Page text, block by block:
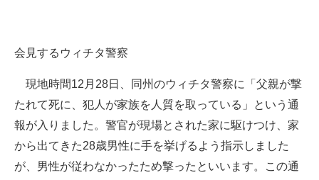
ビジネスと働き方のヒント
AI活用のいまが分かる
企業ITのトレンドを詳説
経営リーダーのコミュニティ
会見するウィチタ警察
現地時間12月28日、同州のウィチタ警察に「父親が撃
たれて死に、犯人が家族を人質を取っている」という通
報が入りました。警官が現場とされた家に駆けつけ、家
から出てきた28歳男性に手を挙げるよう指示しました
が、男性が従わなかったため撃ったといいます。この通